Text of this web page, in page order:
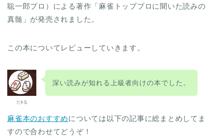
聡一郎プロ）による著作「麻雀トッププロに聞いた読みの
真髄」が発売されました。
この本についてレビューしていきます。
たkる
深い読みが知れる上級者向けの本でした。
麻雀本のおすすめについては以下の記事に総まとめしてま
すので合わせてどうぞ！